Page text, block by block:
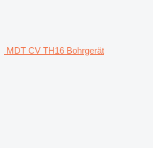
MDT CV TH16 Bohrgerät